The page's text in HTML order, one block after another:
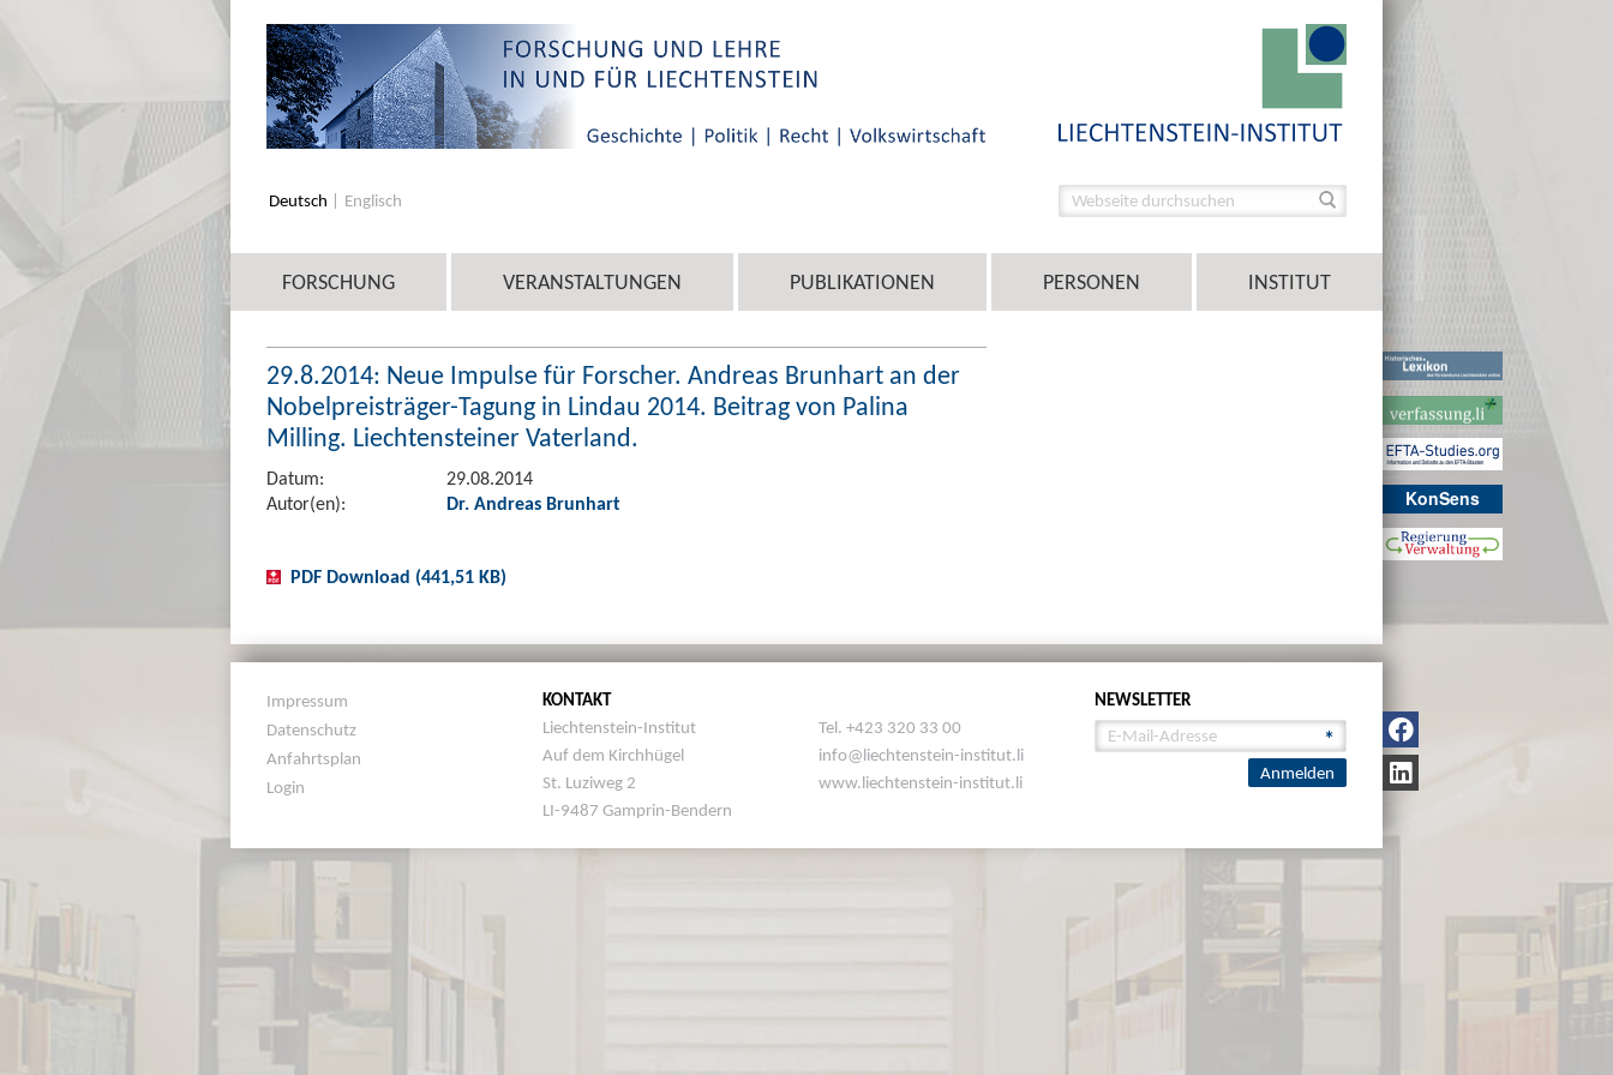
KonSens
Deutsch Englisch
FORSCHUNG VERANSTALTUNGEN PUBLIKATIONEN PERSONEN INSTITUT
29.8.2014: Neue Impulse für Forscher. Andreas Brunhart an der
Nobelpreisträger-Tagung in Lindau 2014. Beitrag von Palina
Milling. Liechtensteiner Vaterland.
Datum:
29.08.2014
Autor(en):
Dr. Andreas Brunhart
PDF Download (441,51 KB)
Impressum
Datenschutz
Anfahrtsplan
Login
KONTAKT
Liechtenstein-Institut
Auf dem Kirchhügel
St. Luziweg 2
LI-9487 Gamprin-Bendern
Tel. +423 320 33 00
info@liechtenstein-institut.li
www.liechtenstein-institut.li
NEWSLETTER